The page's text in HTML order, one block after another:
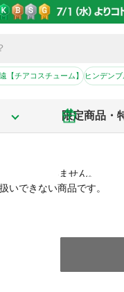
【チアコスチューム】ヒンデンブ
限定商品・
いできない商品です。